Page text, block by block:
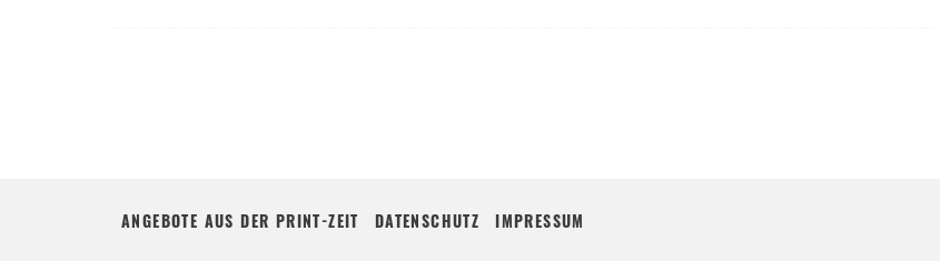
ANGEBOTE AUS DER PRINT-ZEIT DATENSCHUTZ IMPRESSUM